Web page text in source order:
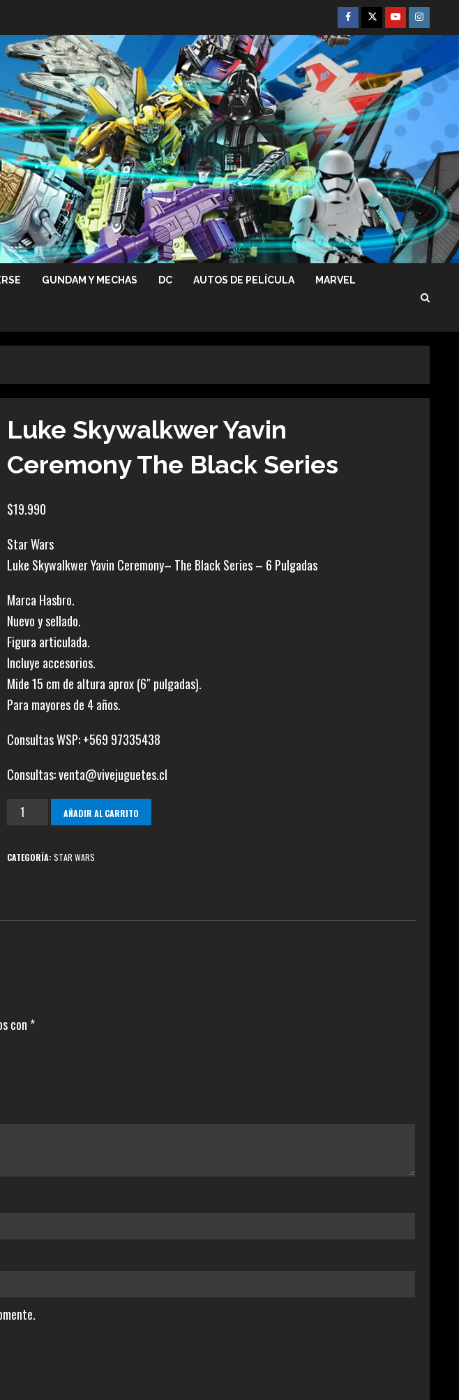
Facebook
TwitterYoutube
GUNDAM Y MECHAS DC AUTOS DE PELÍCULA MARVEL
Luke Skywalkwer Yavin
Ceremony The Black Series
$19.990
Star Wars
Luke Skywalkwer Yavin Ceremony– The Black Series – 6 Pulgadas
Marca Hasbro.
Nuevo y sellado.
Figura articulada.
Incluye accesorios.
Mide 15 cm de altura aprox (6″ pulgadas).
Para mayores de 4 años.
Consultas WSP: +569 97335438
Consultas: venta@vivejuguetes.cl
Luke
Skywalkwer
Yavin
AÑADIR AL CARRITO
CATEGORÍA:STAR WARS
con *